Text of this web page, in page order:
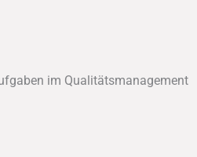
im Qualitätsmanagement